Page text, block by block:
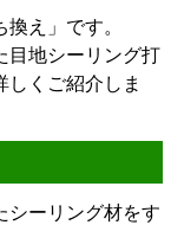
え」です。
目地シーリング打
しくご紹介しま
シーリング材をす